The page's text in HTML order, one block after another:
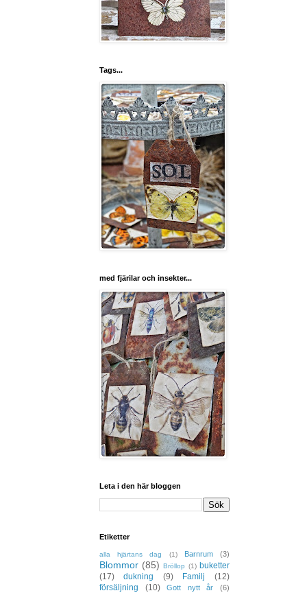
Tags...
med fjärilar och insekter...
Leta i den här bloggen
Etiketter
alla hjärtans dag (1) Barnrum (3)
Blommor (85) Bröllop (1) buketter
(17)
dukning (9) Familj
(12)
försäljning
(10) Gott nytt år
(6)